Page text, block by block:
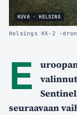
KUVA · HELSING
Helsings HX-2 -
E
seuraavaan